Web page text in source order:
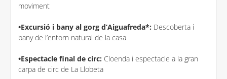
moviment
•Excursió i bany al gorg d’Aiguafreda*: Descoberta i
bany de l’entorn natural de la casa
•Espectacle final de circ: Cloenda i espectacle a la gran
carpa de circ de La Llobeta